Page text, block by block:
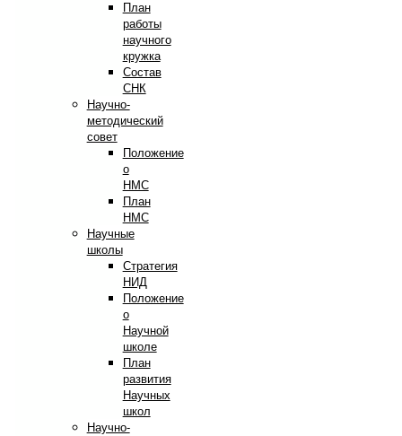
План
работы
научного
кружка
Состав
СНК
Научно-
методический
совет
Положение
о
НМС
План
НМС
Научные
школы
Стратегия
НИД
Положение
о
Научной
школе
План
развития
Научных
школ
Научно-